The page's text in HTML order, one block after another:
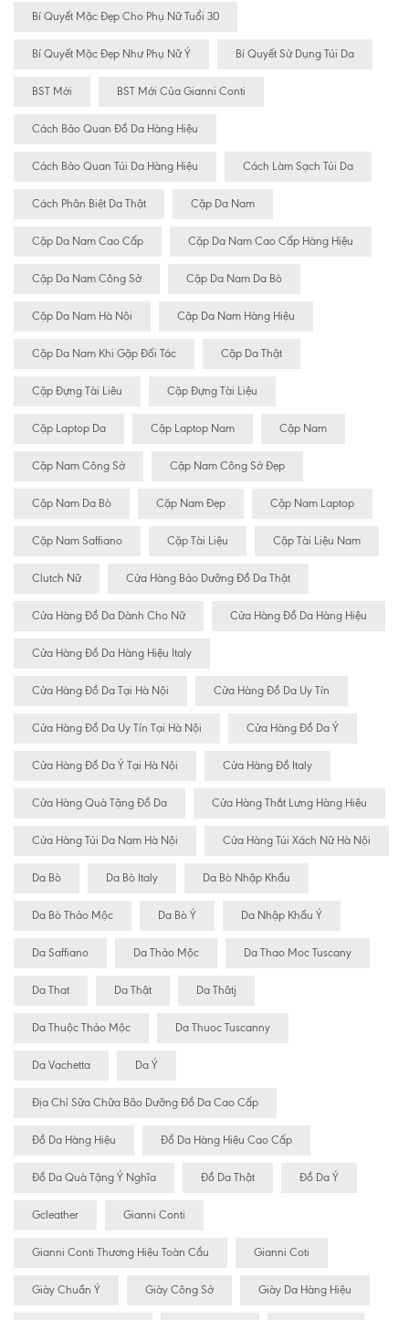
Bí Quyết Mặc Đẹp Cho Phụ Nữ Tuổi 30
Bí Quyết Mặc Đẹp Như Phụ Nữ Ý Bí Quyết Sử Dụng Túi Da
BST Mới BST Mới Của Gianni Conti
Cách Bảo Quan Đồ Da Hàng Hiệu
Cách Bảo Quan Túi Da Hàng Hiệu Cách Làm Sạch Túi Da
Cách Phân Biệt Da Thật Cặp Da Nam
Cặp Da Nam Cao Cấp Cặp Da Nam Cao Cấp Hàng Hiệu
Cặp Da Nam Công Sở Cặp Da Nam Da Bò
Cặp Da Nam Hà Nội Cặp Da Nam Hàng Hiệu
Cặp Da Nam Khi Gặp Đối Tác Cặp Da Thật
Cặp Đựng Tài Liêu Cặp Đựng Tài Liệu
Cặp Laptop Da Cặp Laptop Nam Cặp Nam
Cặp Nam Công Sở Cặp Nam Công Sở Đẹp
Cặp Nam Da Bò Cặp Nam Đẹp Cặp Nam Laptop
Cặp Nam Saffiano Cặp Tài Liệu Cặp Tài Liệu Nam
Clutch Nữ Cửa Hàng Bảo Dưỡng Đồ Da Thật
Cửa Hàng Đồ Da Dành Cho Nữ Cửa Hàng Đồ Da Hàng Hiệu
Cửa Hàng Đồ Da Hàng Hiệu Italy
Cửa Hàng Đồ Da Tại Hà Nội Cửa Hàng Đồ Da Uy Tín
Cửa Hàng Đồ Da Uy Tín Tại Hà Nội Cửa Hàng Đồ Da Ý
Cửa Hàng Đồ Da Ý Tại Hà Nội Cửa Hàng Đồ Italy
Cửa Hàng Quà Tặng Đồ Da Cửa Hàng Thắt Lưng Hàng Hiệu
Cửa Hàng Túi Da Nam Hà Nội Cửa Hàng Túi Xách Nữ Hà Nội
Da Bò Da Bò Italy Da Bò Nhập Khẩu
Da Bò Thảo Mộc Da Bò Ý Da Nhập Khẩu Ý
Da Saffiano Da Thảo Mộc Da Thao Moc Tuscany
Da That Da Thật Da Thâtj
Da Thuộc Thảo Mộc Da Thuoc Tuscanny
Da Vachetta Da Ý
Địa Chỉ Sữa Chữa Bão Dưỡng Đồ Da Cao Cấp
Đồ Da Hàng Hiệu Đồ Da Hàng Hiệu Cao Cấp
Đồ Da Quà Tặng Ý Nghĩa Đồ Da Thật Đồ Da Ý
Gcleather Gianni Conti
Gianni Conti Thương Hiệu Toàn Cầu Gianni Coti
Giày Chuẩn Ý Giày Công Sở Giày Da Hàng Hiệu